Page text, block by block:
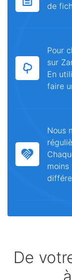
de
Pour
sur
En
faire
Nous
moins
De